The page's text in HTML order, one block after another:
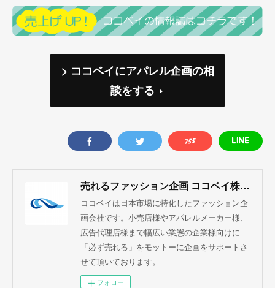
> ココベイにアパレル企画の相
談をする
売れるファッション企画 ココベイ株式会社
ココベイは日本市場に特化したファッション企
画会社です。小売店様やアパレルメーカー様、
広告代理店様まで幅広い業態の企業様向けに
「必ず売れる」をモットーに企画をサポートさ
せて頂いております。
フォロー